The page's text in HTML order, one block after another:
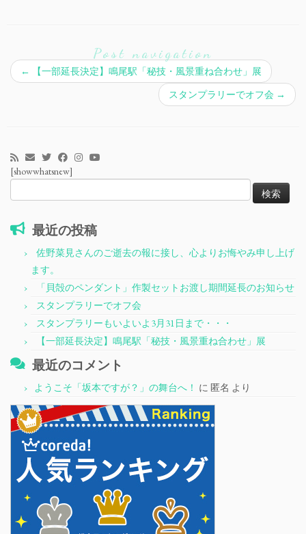
Post navigation
←
【一部延長決定】鳴尾駅「秘技・風景重ね合わせ」展
スタンプラリーでオフ会 →
[showwhatsnew]
索:
最近の投稿
佐野菜見さんのご逝去の報に接し、心よりお悔やみ申し上げ
ます。
「貝殻のペンダント」作製セットお渡し期間延長のお知らせ
スタンプラリーでオフ会
スタンプラリーもいよいよ3月31日まで・・・
【一部延長決定】鳴尾駅「秘技・風景重ね合わせ」展
最近のコメント
ようこそ「坂本ですが？」の舞台へ！ に 匿名 より